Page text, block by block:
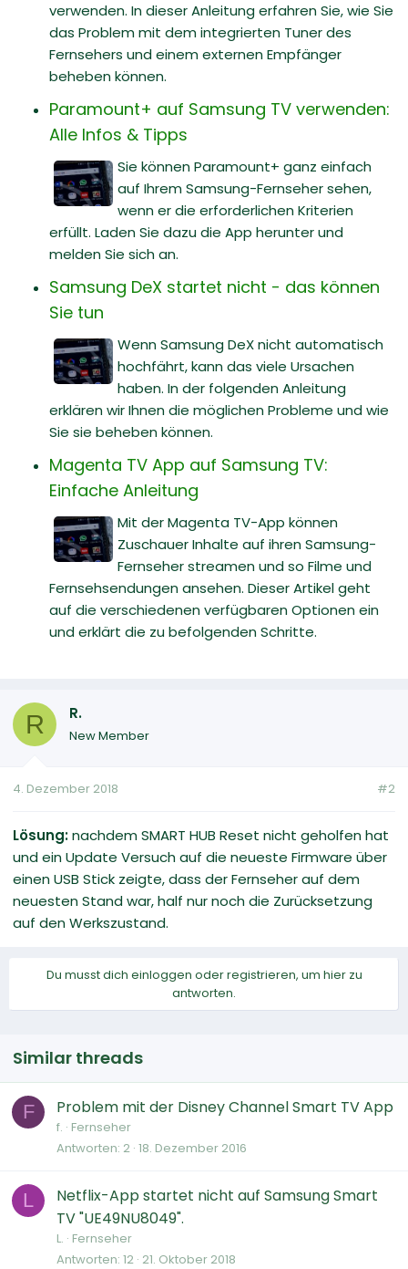
verwenden. In dieser Anleitung erfahren Sie, wie Sie
das Problem mit dem integrierten Tuner des
Fernsehers und einem externen Empfänger
beheben können.
Paramount+ auf Samsung TV verwenden:
Alle Infos & Tipps
Sie können Paramount+ ganz einfach
auf Ihrem Samsung-Fernseher sehen,
wenn er die erforderlichen Kriterien
erfüllt. Laden Sie dazu die App herunter und
melden Sie sich an.
Samsung DeX startet nicht - das können
Sie tun
Wenn Samsung DeX nicht automatisch
hochfährt, kann das viele Ursachen
haben. In der folgenden Anleitung
erklären wir Ihnen die möglichen Probleme und wie
Sie sie beheben können.
Magenta TV App auf Samsung TV:
Einfache Anleitung
Mit der Magenta TV-App können
Zuschauer Inhalte auf ihren Samsung-
Fernseher streamen und so Filme und
Fernsehsendungen ansehen. Dieser Artikel geht
auf die verschiedenen verfügbaren Optionen ein
und erklärt die zu befolgenden Schritte.
R R.
New Member
4. Dezember 2018 #2
Lösung:nachdem SMART HUB Reset nicht geholfen hat
und ein Update Versuch auf die neueste Firmware über
einen USB Stick zeigte, dass der Fernseher auf dem
neuesten Stand war, half nur noch die Zurücksetzung
auf den Werkszustand.
Du musst dich einloggen oder registrieren, um hier zu
antworten.
Similar threads
F Problem mit der Disney Channel Smart TV App
f. Fernseher
Antworten 2 18. Dezember 2016
L
Netflix-App startet nicht auf Samsung Smart
TV "UE49NU8049".
L. Fernseher
Antworten 12 21. Oktober 2018